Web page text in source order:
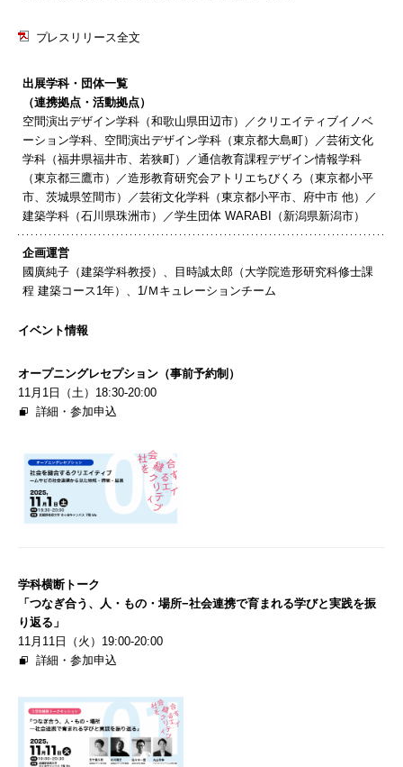
プレスリリース全文
出展学科・団体⼀覧
（連携拠点・活動拠点）
空間演出デザイン学科（和歌⼭県⽥辺市）／クリエイティブイノベ
ーション学科、空間演出デザイン学科（東京都⼤島町）／芸術⽂化
学科（福井県福井市、若狭町）／通信教育課程デザイン情報学科
（東京都三鷹市）／造形教育研究会アトリエちびくろ（東京都⼩平
市、茨城県笠間市）／芸術⽂化学科（東京都⼩平市、府中市 他）／
建築学科（⽯川県珠洲市）／学⽣団体 WARABI（新潟県新潟市）
企画運営
國廣純⼦（建築学科教授）、⽬時誠太郎（⼤学院造形研究科修⼠課
程 建築コース1年）、1/Ｍキュレーションチーム
イベント情報
オープニングレセプション（事前予約制）
11⽉1⽇（土）18:30-20:00
詳細・参加申込
学科横断トーク
「つなぎ合う、⼈・もの・場所−社会連携で育まれる学びと実践を振
り返る」
11⽉11⽇（⽕）19:00-20:00
詳細・参加申込